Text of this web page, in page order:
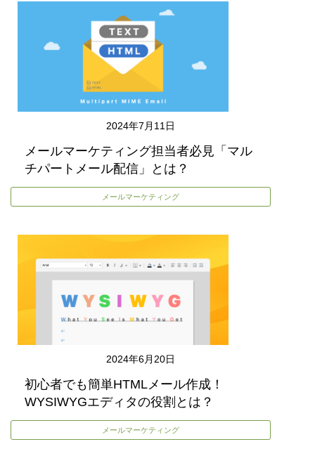
2024年7月11日
メールマーケティング担当者必見「マル
チパートメール配信」とは？
メールマーケティング
2024年6月20日
初心者でも簡単HTMLメール作成！
WYSIWYGエディタの役割とは？
メールマーケティング